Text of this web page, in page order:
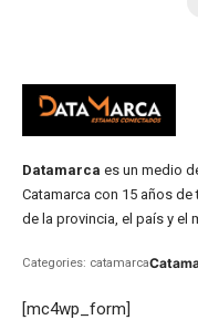
Datamarca es un medio
Catamarca con 15 años
de la provincia, el país y el
Categories: catamarca
[mc4wp_form]